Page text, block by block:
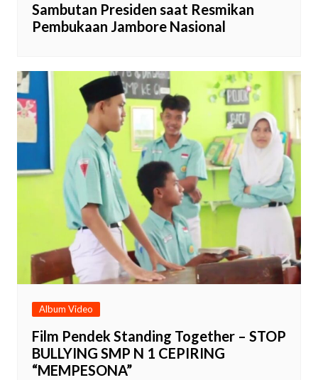
Sambutan Presiden saat Resmikan
Pembukaan Jambore Nasional
Album Video
Film Pendek Standing Together – STOP
BULLYING SMP N 1 CEPIRING
“MEMPESONA”